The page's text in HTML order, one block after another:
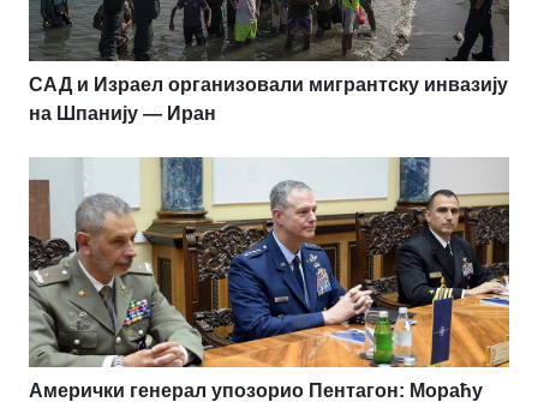
САД и Израел организовали мигрантску инвазију
на Шпанију — Иран
Амерички генерал упозорио Пентагон: Мораћу